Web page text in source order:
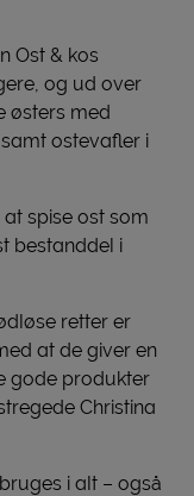
Ost & kos
og ud over
østers med
ostevafler i
spise ost som
bestanddel i
retter er
at de giver en
gode produkter
Christina
i alt – også